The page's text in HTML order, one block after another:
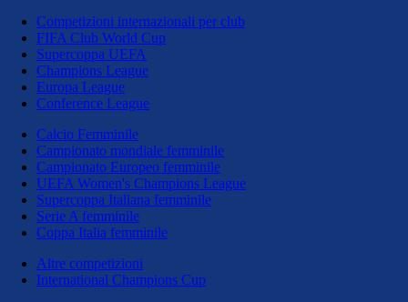
Competizioni internazionali per club
FIFA Club World Cup
Supercoppa UEFA
Champions League
Europa League
Conference League
Calcio Femminile
Campionato mondiale femminile
Campionato Europeo femminile
UEFA Women's Champions League
Supercoppa Italiana femminile
Serie A femminile
Coppa Italia femminile
Altre competizioni
International Champions Cup